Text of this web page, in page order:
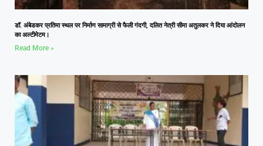
डॉ. अंबेडकर प्रतिमा स्थल पर निर्माण सामाग्री से फैली गंदगी, दलित नेत्री सीमा अतुलकर ने दिया आंदोलन
का अल्टीमेटम।
Read More »